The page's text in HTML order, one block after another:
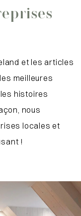
et les articles
meilleures
histoires
nous
locales et
!